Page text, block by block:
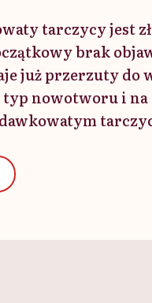
tarczycy jest
brak
już przerzuty do
nowotworu i na